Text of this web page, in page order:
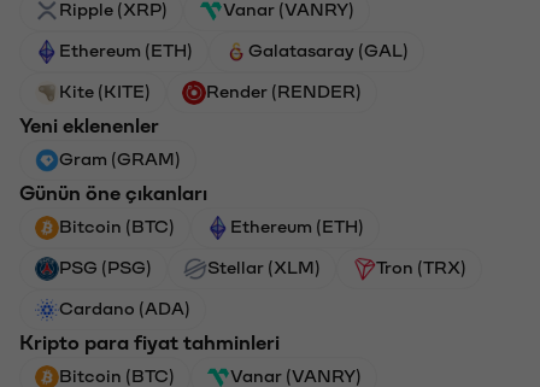
Ripple (XRP) Vanar (VANRY)
Ethereum (ETH) Galatasaray (GAL)
Kite (KITE) Render (RENDER)
Yeni eklenenler
Gram (GRAM)
Günün öne çıkanları
Bitcoin (BTC) Ethereum (ETH)
PSG (PSG) Stellar (XLM) Tron (TRX)
Cardano (ADA)
Kripto para fiyat tahminleri
Bitcoin (BTC) Vanar (VANRY)